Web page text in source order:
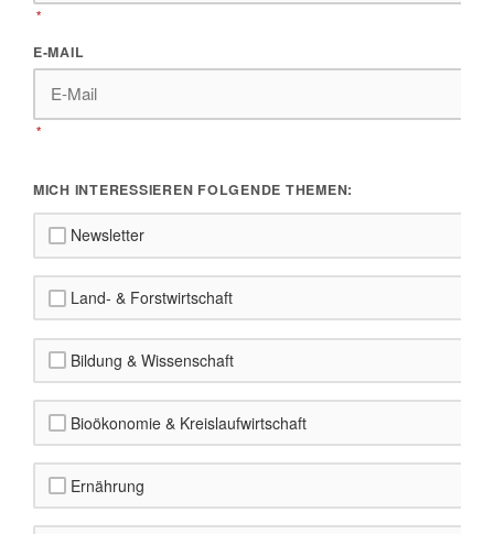
*
*
MICH INTERESSIEREN FOLGENDE THEMEN:
Newsletter
Land- & Forstwirtschaft
Bildung & Wissenschaft
Bioökonomie & Kreislaufwirtschaft
Ernährung